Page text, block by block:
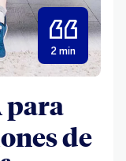
2 min
para
de